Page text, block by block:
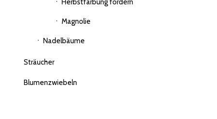
Herbstfärbung fördern
Magnolie
Nadelbäume
Sträucher
Blumenzwiebeln